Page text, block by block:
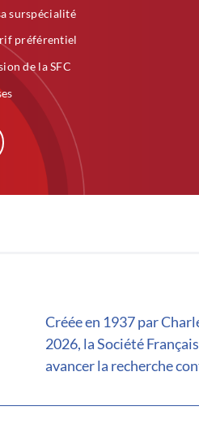
surspécialité
préférentiel
de la SFC
Créée en 1937 par
2026, la Société
avancer la recherche